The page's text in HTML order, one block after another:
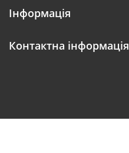
Інформація
Контактна інформація